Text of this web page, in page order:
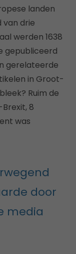
landen
van drie
werden 1638
gepubliceerd
gerelateerde
in Groot-
Ruim de
8
was
door
media